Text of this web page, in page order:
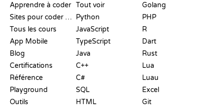
Apprendre à coder
Sites pour coder gratuitement
Tous les cours
App Mobile
Blog
Certifications
Référence
Playground
Outils
Tout voir
Python
JavaScript
TypeScript
Java
C++
C#
SQL
HTML
Golang
PHP
R
Dart
Rust
Lua
Luau
Excel
Git